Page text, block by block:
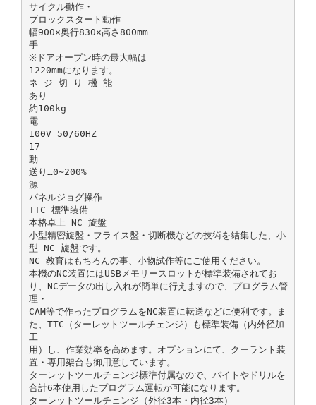
サイクル動作・
ブロックスタート動作
幅900×奥行830×高さ800mm
手
※ドアオープン時の最大幅は
1220mmになります。
ネ ジ 切 り 機 能
あり
約100kg
電
100V 50/60HZ
17
動
送り…0∼200%
源
パネルジョグ操作
TTC 標準装備
本格卓上 NC 旋盤
小型精密旋盤・フライス盤・切断機などの技術を結集した、小
型 NC 旋盤です。
NC 教育はもちろんの事、小物試作等にご使用ください。
本機のNC装置にはUSBメモリースロットが標準装備されてお
り、NCデータの出し入れが簡単に行えますので、プログラム管
理・
CAM等で作ったプログラムをNC装置に転送などに便利です。ま
た、TTC（ターレットツールチェンジ）も標準装備（内外径加
工
用）し、作業効率を高めます。オプションにて、クーラント装
置・専用架台も御用意しています。
ターレットツールチェンジ標準付属なので、バイトやドリルを
合計6本使用したプログラム運転が可能になります。
ターレットツールチェンジ（外径3本・内径3本）